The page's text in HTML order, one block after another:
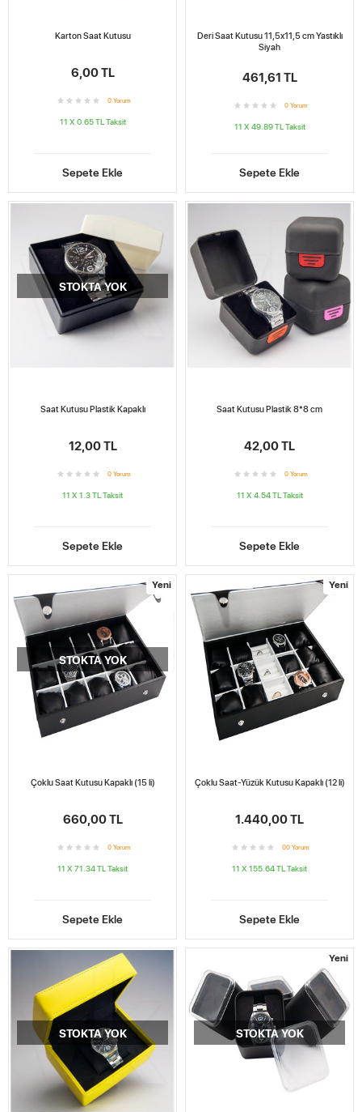
Karton Saat Kutusu
6,00 TL
0 Yorum
11 X 0.65 TL Taksit
Sepete Ekle
Deri Saat Kutusu 11,5x11,5 cm Yastıklı
Siyah
461,61 TL
0 Yorum
11 X 49.89 TL Taksit
Sepete Ekle
STOKTA YOK
Saat Kutusu Plastik Kapaklı
12,00 TL
0 Yorum
11 X 1.3 TL Taksit
Sepete Ekle
Saat Kutusu Plastik 8*8 cm
42,00 TL
0 Yorum
11 X 4.54 TL Taksit
Sepete Ekle
Yeni
STOKTA YOK
Çoklu Saat Kutusu Kapaklı (15 li)
660,00 TL
0 Yorum
11 X 71.34 TL Taksit
Sepete Ekle
Yeni
Çoklu Saat-Yüzük Kutusu Kapaklı (12 li)
1.440,00 TL
00 Yorum
11 X 155.64 TL Taksit
Sepete Ekle
STOKTA YOK
Yeni
STOKTA YOK